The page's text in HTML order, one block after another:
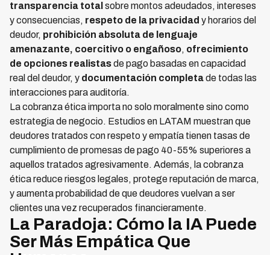
transparencia total sobre montos adeudados, intereses
y consecuencias, respeto de la privacidad y horarios del
deudor, prohibición absoluta de lenguaje
amenazante, coercitivo o engañoso, ofrecimiento
de opciones realistasde pago basadas en capacidad
real del deudor, y documentación completade todas las
interacciones para auditoría.
La cobranza ética importa no solo moralmente sino como
estrategia de negocio. Estudios en LATAM muestran que
deudores tratados con respeto y empatía tienen tasas de
cumplimiento de promesas de pago 40-55% superiores a
aquellos tratados agresivamente. Además, la cobranza
ética reduce riesgos legales, protege reputación de marca,
y aumenta probabilidad de que deudores vuelvan a ser
clientes una vez recuperados financieramente.
La Paradoja: Cómo la IA Puede
Ser Más Empática Que